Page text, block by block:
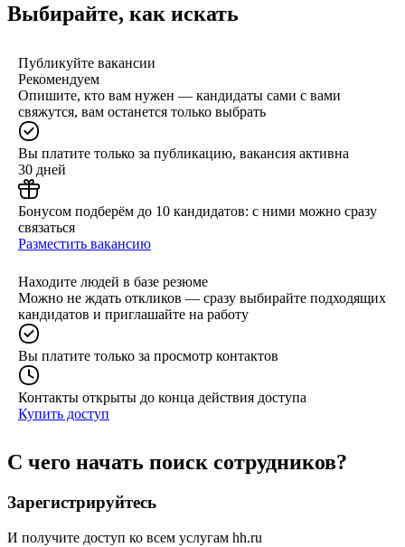
Выбирайте, как искать
Публикуйте вакансии
Рекомендуем
Опишите, кто вам нужен — кандидаты сами с вами
свяжутся, вам останется только выбрать
Вы платите только за публикацию, вакансия активна
30 дней
Бонусом подберём до 10 кандидатов: с ними можно сразу
связаться
Разместить вакансию
Находите людей в базе резюме
Можно не ждать откликов — сразу выбирайте подходящих
кандидатов и приглашайте на работу
Вы платите только за просмотр контактов
Контакты открыты до конца действия доступа
Купить доступ
С чего начать поиск сотрудников?
Зарегистрируйтесь
И получите доступ ко всем услугам hh.ru